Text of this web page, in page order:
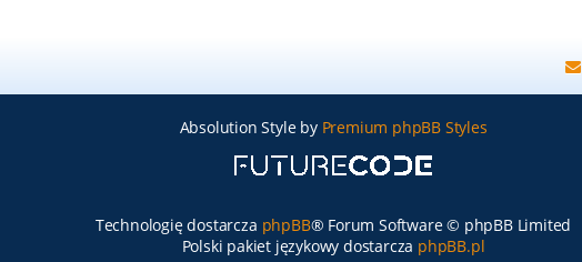
Absolution Style by Premium phpBB Styles
Technologię dostarcza phpBB® Forum Software © phpBB Limited
Polski pakiet językowy dostarcza phpBB.pl